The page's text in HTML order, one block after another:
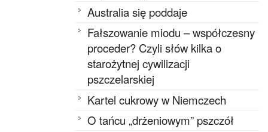
Australia się poddaje
Fałszowanie miodu – współczesny
proceder? Czyli słów kilka o
starożytnej cywilizacji
pszczelarskiej
Kartel cukrowy w Niemczech
O tańcu „drżeniowym” pszczół